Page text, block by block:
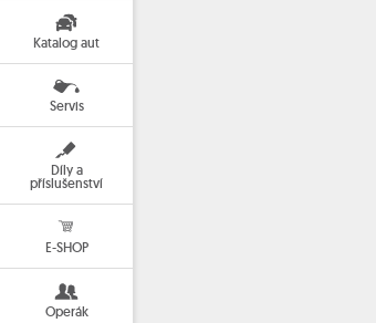
Katalog aut
Servis
Díly a
příslušenství
E-SHOP
Operák